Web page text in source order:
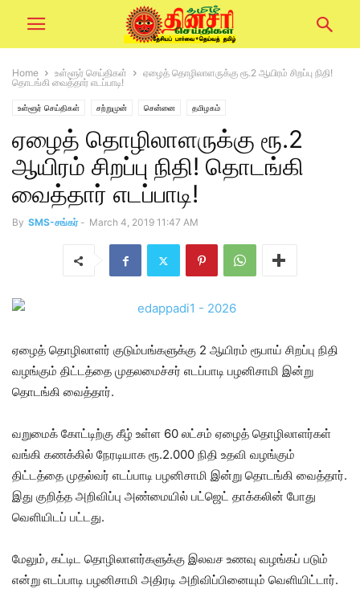
Home உள்ளூர் செய்திகள்
ஏழைத் தொழிலாளருக்கு ரூ.2 ஆயிரம் சிறப்பு நிதி!
தொடங்கி வைத்தார் எடப்பாடி!
உள்ளூர் செய்திகள் சற்றுமுன் சென்னை தமிழகம்
ஏழைத் தொழிலாளருக்கு ரூ.2
ஆயிரம் சிறப்பு நிதி! தொடங்கி
வைத்தார் எடப்பாடி!
By SMS-சங்கர் - March 4, 2019 11:47 AM
ஏழைத் தொழிலாளர் குடும்பங்களுக்கு 2 ஆயிரம் ரூபாய் சிறப்பு நிதி
வழங்கும் திட்டத்தை முதலமைச்சர் எடப்பாடி பழனிசாமி இன்று
தொடங்கி வைத்தார்.
வறுமைக் கோட்டிற்கு கீழ் உள்ள 60 லட்சம் ஏழைத் தொழிலாளர்கள்
வங்கி கணக்கில் நேரடியாக ரூ.2.000 நிதி உதவி வழங்கும்
திட்டத்தை முதல்வர் எடப்பாடி பழனிசாமி இன்று தொடங்கி வைத்தார்.
இது குறித்த அறிவிப்பு அண்மையில் பட்ஜெட் தாக்கலின் போது
வெளியிடப் பட்டது.
மேலும், கட்டிட தொழிலாளர்களுக்கு இலவச உணவு வழங்கப் படும்
என்று எடப்பாடி பழனிசாமி அதிரடி அறிவிப்பினையும் வெளியிட்டார்.